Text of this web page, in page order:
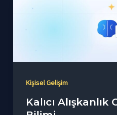
Kişisel Gelişim
Kalıcı